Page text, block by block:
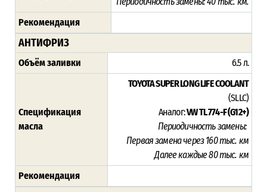
Рекомендация
АНТИФРИЗ
Объём заливки 6.5 л.
Спецификация
масла
TOYOTA SUPER LONG LIFE COOLANT
(SLLC)
Аналог:VW TL 774-F (G12+)
Периодичность замены:
Первая замена через 160 тыс. км
Далее каждые 80 тыс. км
Рекомендация